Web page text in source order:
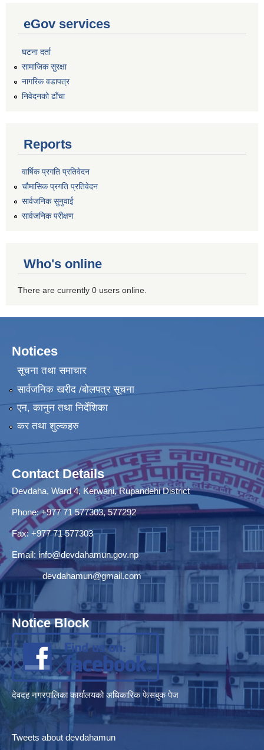
eGov services
घटना दर्ता
सामाजिक सुरक्षा
नागरिक वडापत्र
निवेदनको ढाँचा
Reports
वार्षिक प्रगति प्रतिवेदन
चौमासिक प्रगति प्रतिवेदन
सार्वजनिक सुनुवाई
सार्वजनिक परीक्षण
Who's online
There are currently 0 users online.
Notices
सूचना तथा समाचार
सार्वजनिक खरीद /बोलपत्र सूचना
एन, कानुन तथा निर्देशिका
कर तथा शुल्कहरु
Contact Details
Devdaha, Ward 4, Kerwani, Rupandehi District
Phone: +977 71 577303, 577292
Fax: +977 71 577303
Email: info@devdahamun.gov.np
devdahamun@gmail.com
Notice Block
देवदह नगरपालिका कार्यालयको अधिकारिक फेसबुक पेज
Tweets about devdahamun